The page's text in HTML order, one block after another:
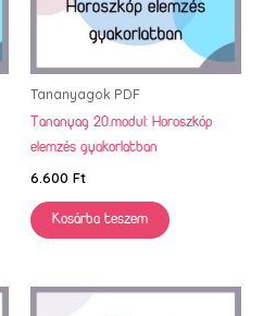
Tananyagok PDF
Tananyag 20.modul: Horoszkóp
elemzés gyakorlatban
6.600 Ft
Kosárba teszem